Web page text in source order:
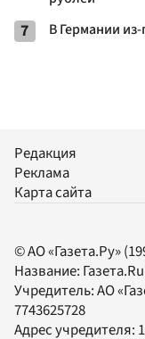
7 В Германии
Редакция
Реклама
Карта сайта
© АО «Газета.Ру»
Название: Газета.Ru
Учредитель:АО
7743625728
Адрес учредителя: